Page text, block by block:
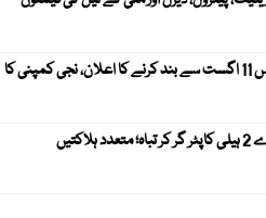
میٹرو بس سروس 11 اگست سے بند کرنے کا اعلان، نجی کمپنی کا